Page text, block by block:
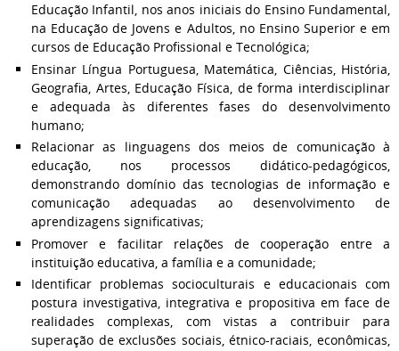
Educação Infantil, nos anos iniciais do Ensino Fundamental,
na Educação de Jovens e Adultos, no Ensino Superior e em
cursos de Educação Profissional e Tecnológica;
Ensinar Língua Portuguesa, Matemática, Ciências, História,
Geografia, Artes, Educação Física, de forma interdisciplinar
e adequada às diferentes fases do desenvolvimento
humano;
Relacionar as linguagens dos meios de comunicação à
educação, nos processos didático-pedagógicos,
demonstrando domínio das tecnologias de informação e
comunicação adequadas ao desenvolvimento de
aprendizagens significativas;
Promover e facilitar relações de cooperação entre a
instituição educativa, a família e a comunidade;
Identificar problemas socioculturais e educacionais com
postura investigativa, integrativa e propositiva em face de
realidades complexas, com vistas a contribuir para
superação de exclusões sociais, étnico-raciais, econômicas,